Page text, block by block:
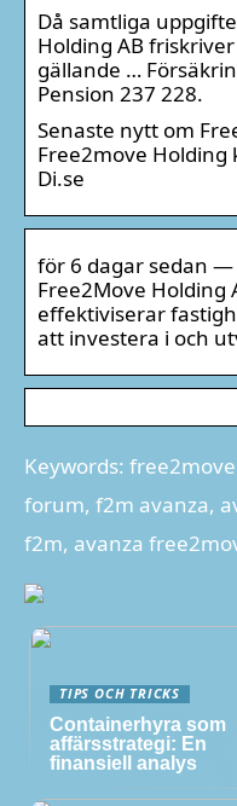
Då samtliga
Holding AB
gällande …
Pension 237 228.
Senaste nytt om
Free2move
Di.se
för 6 dagar sedan —
Free2Move Holding
effektiviserar
att investera i och
Keywords:
forum, f2m avanza,
f2m, avanza
TIPS OCH TRICKS
Containerhyra som
affärsstrategi: En
finansiell analys